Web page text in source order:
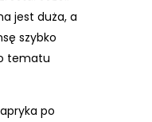
jest duża, a
szybko
tematu
po